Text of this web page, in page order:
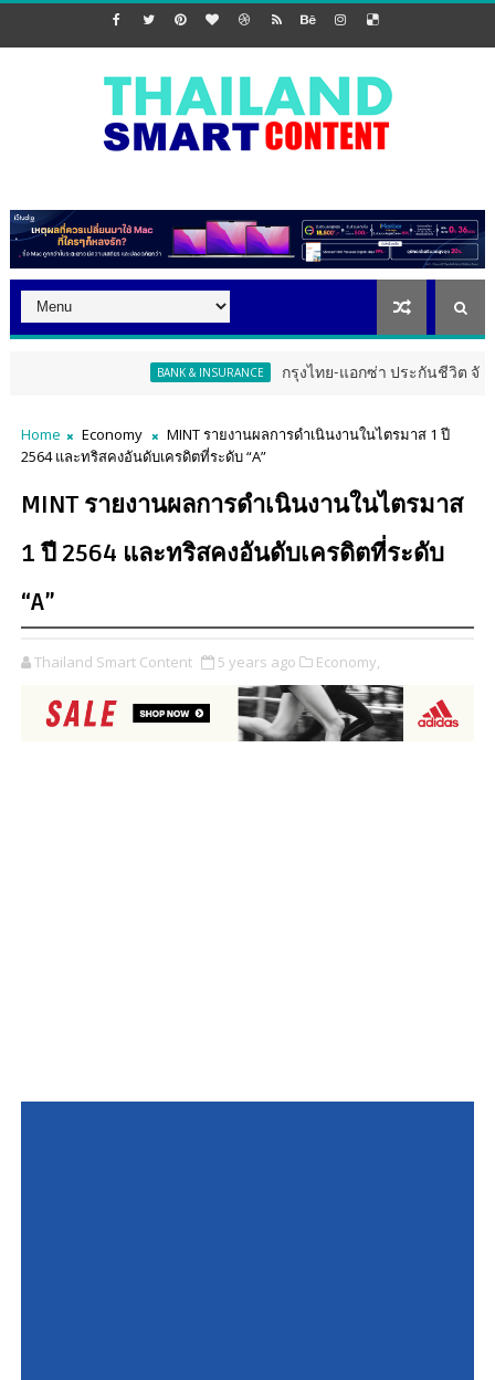
BANK & INSURANCE กรุงไทย-แอกซ่า ประกันชีวิต จัดงาน
Home Economy
MINT รายงานผลการดำเนินงานในไตรมาส 1 ปี
2564 และทริสคงอันดับเครดิตที่ระดับ “A”
MINT รายงานผลการดำเนินงานในไตรมาส
1 ปี 2564 และทริสคงอันดับเครดิตที่ระดับ
“A”
Thailand Smart Content 5 years ago Economy,